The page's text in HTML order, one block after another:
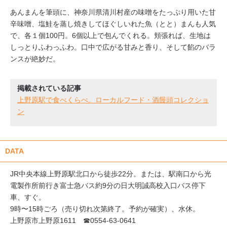
あんまんを筆頭に、神奈川県清川村産の味噌をたっぷり用いた甘
辛味噌、塩鮭を蒸し焼きしてほぐしいれた魚（とと）まんも人気
で、各１個100円。6個以上で包んでくれる。頬張れば、生地は
しっとりふわっふわ。口中で広がる甘みと香り、そして餡のバラ
ンスが絶妙だ。
掲載されている記事
上野原駅で食べくらべ。ローカルフード・酒饅頭コレクショ
ン
DATA
JR中央本線上野原駅北口から徒歩22分。または、駅南口から光
電製作所前行き富士急バス約9分の日大明誠高校入口バス停下
車、すぐ。
9時〜15時ごろ（売り切れ次第終了。予約が確実）、水休。
上野原市上野原1611 ☎0554-63-0641